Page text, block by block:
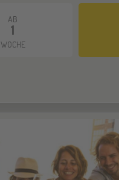
AB
1
WOCHE